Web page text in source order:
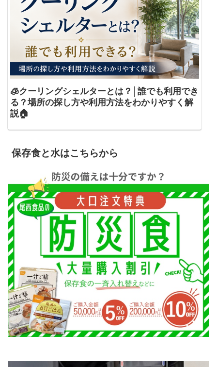
🧊クーリングシェルターとは？│誰でも利用でき
る？場所の探し方や利用方法をわかりやすく解
説🏠
保存食と水はこちらから